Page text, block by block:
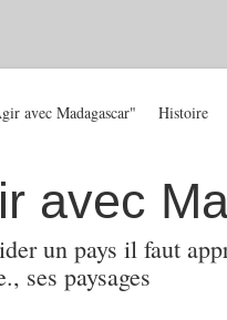
avec
un pays il faut
ses paysages
avec Madagascar" Histoire